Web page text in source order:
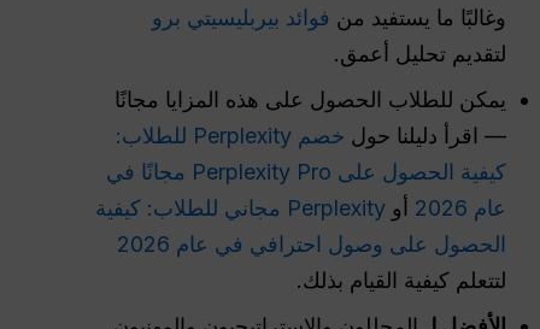
وغالبًا ما يستفيد من فوائد بيربليسيتي برو
لتقديم تحليل أعمق.
يمكن للطلاب الحصول على هذه المزايا مجانًا
— اقرأ دليلنا حول
خصم Perplexity للطلاب:
كيفية الحصول على Perplexity Pro مجانًا في
عام 2026
أو
Perplexity مجاني للطلاب: كيفية
الحصول على وصول احترافي في عام 2026
لتتعلم كيفية القيام بذلك.